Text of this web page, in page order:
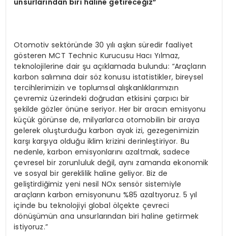
Otomotiv sektöründe 30 yılı aşkın süredir faaliyet
gösteren MCT Technic Kurucusu Hacı Yılmaz,
teknolojilerine dair şu açıklamada bulundu: “Araçların
karbon salımına dair söz konusu istatistikler, bireysel
tercihlerimizin ve toplumsal alışkanlıklarımızın
çevremiz üzerindeki doğrudan etkisini çarpıcı bir
şekilde gözler önüne seriyor. Her bir aracın emisyonu
küçük görünse de, milyarlarca otomobilin bir araya
gelerek oluşturduğu karbon ayak izi, gezegenimizin
karşı karşıya olduğu iklim krizini derinleştiriyor. Bu
nedenle, karbon emisyonlarını azaltmak, sadece
çevresel bir zorunluluk değil, aynı zamanda ekonomik
ve sosyal bir gereklilik haline geliyor. Biz de
geliştirdiğimiz yeni nesil NOx sensör sistemiyle
araçların karbon emisyonunu %85 azaltıyoruz. 5 yıl
içinde bu teknolojiyi global ölçekte çevreci
dönüşümün ana unsurlarından biri haline getirmek
istiyoruz.”